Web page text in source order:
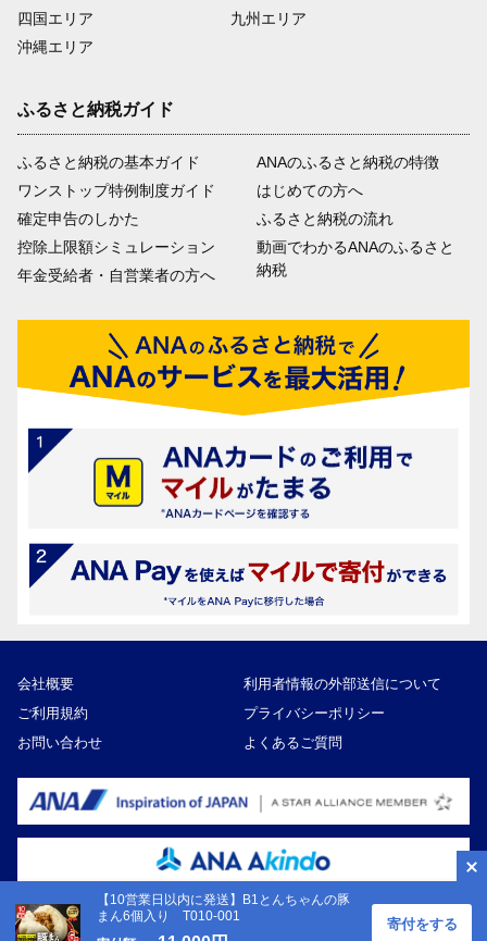
【10営業日以内に発送】B1とんちゃんの豚
まん6個入り T010-001
寄付をする
四国エリア
沖縄エリア
九州エリア
ふるさと納税ガイド
ふるさと納税の基本ガイド
ワンストップ特例制度ガイド
確定申告のしかた
控除上限額シミュレーション
年金受給者・自営業者の方へ
ANAのふるさと納税の特徴
はじめての方へ
ふるさと納税の流れ
動画でわかるANAのふるさと
納税
会社概要
利用者情報の外部送信について
ご利用規約
プライバシーポリシー
お問い合わせ
よくあるご質問
Copyright ©ANA Akindo Co., Ltd